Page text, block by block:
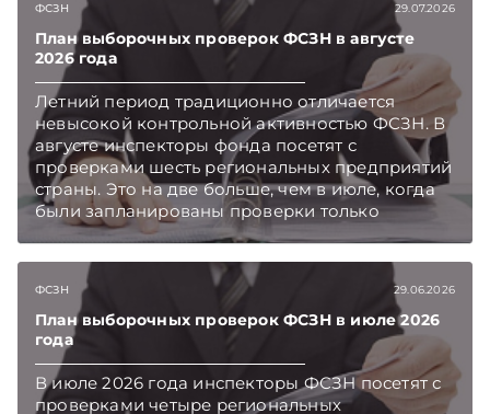
ФСЗН 29.07.2026
План выборочных проверок ФСЗН в августе
2026 года
Летний период традиционно отличается
невысокой контрольной активностью ФСЗН. В
августе инспекторы фонда посетят с
проверками шесть региональных предприятий
страны. Это на две больше, чем в июле, когда
были запланированы проверки только
четырех субъектов хозяйствования.
Главное об экономике Беларуси — раньше,
чем в новостях TelegramViber
ФСЗН 29.06.2026
План выборочных проверок ФСЗН в июле 2026
года
В июле 2026 года инспекторы ФСЗН посетят с
проверками четыре региональных